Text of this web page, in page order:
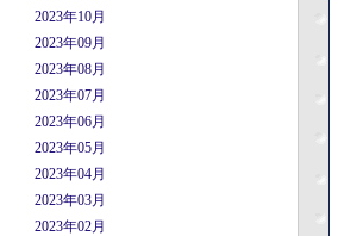
2023年10月
2023年09月
2023年08月
2023年07月
2023年06月
2023年05月
2023年04月
2023年03月
2023年02月